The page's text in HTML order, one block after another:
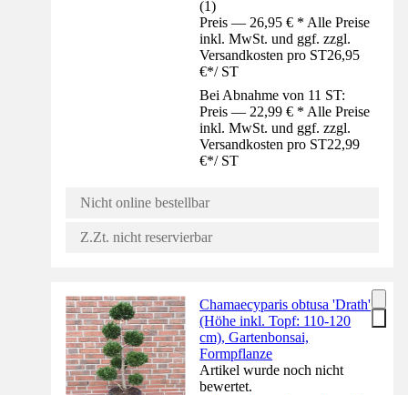
(1)
Preis — 26,95 € * Alle Preise
inkl. MwSt. und ggf. zzgl.
Versandkosten pro ST26,95
€*/ ST
Bei Abnahme von 11 ST:
Preis — 22,99 € * Alle Preise
inkl. MwSt. und ggf. zzgl.
Versandkosten pro ST22,99
€*/ ST
Nicht online bestellbar
Z.Zt. nicht reservierbar
Chamaecyparis obtusa 'Drath'
(Höhe inkl. Topf: 110-120
cm), Gartenbonsai,
Formpflanze
Artikel wurde noch nicht
bewertet.